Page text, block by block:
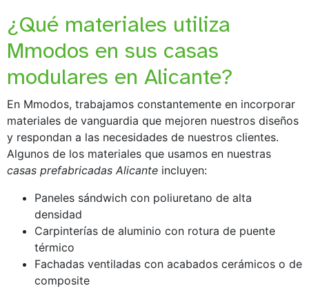
¿Qué materiales utiliza
Mmodos en sus casas
modulares en Alicante?
En Mmodos, trabajamos constantemente en incorporar
materiales de vanguardia que mejoren nuestros diseños
y respondan a las necesidades de nuestros clientes.
Algunos de los materiales que usamos en nuestras
casas prefabricadas Alicante incluyen:
Paneles sándwich con poliuretano de alta
densidad
Carpinterías de aluminio con rotura de puente
térmico
Fachadas ventiladas con acabados cerámicos o de
composite